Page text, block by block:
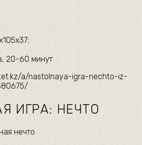
20-60 минут
a/nastolnaya-igra-nechto-iz-
ИГРА: НЕЧТО